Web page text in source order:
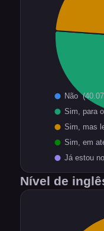
Nível de